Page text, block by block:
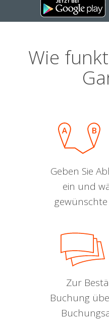
Wie
Geben Sie
ein und
Zur
Buchung